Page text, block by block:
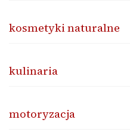
kosmetyki naturalne
kulinaria
motoryzacja